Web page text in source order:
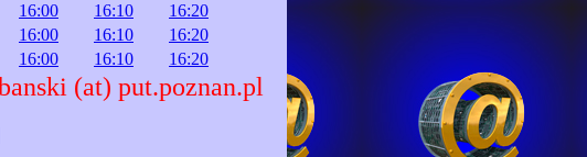
16:00 16:10 16:20
16:00 16:10 16:20
16:00 16:10 16:20
(at) put.poznan.pl